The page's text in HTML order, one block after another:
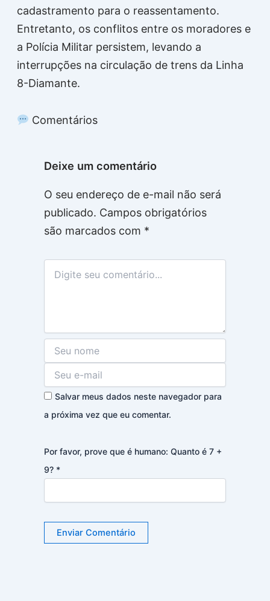
cadastramento para o reassentamento.
Entretanto, os conflitos entre os moradores e
a Polícia Militar persistem, levando a
interrupções na circulação de trens da Linha
8-Diamante.
Comentários
Deixe um comentário
O seu endereço de e-mail não será
publicado. Campos obrigatórios
são marcados com *
Salvar meus dados neste navegador para
a próxima vez que eu comentar.
Por favor, prove que é humano: Quanto é 7 +
9? *